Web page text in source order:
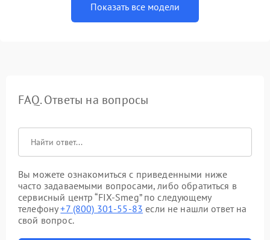
Показать все модели
FAQ. Ответы на вопросы
Вы можете ознакомиться с приведенными ниже
часто задаваемыми вопросами, либо обратиться в
сервисный центр “FIX-Smeg” по следующему
телефону+7 (800) 301-55-83 если не нашли ответ на
свой вопрос.